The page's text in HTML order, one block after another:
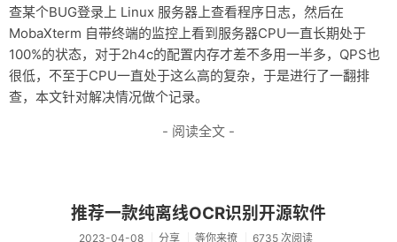
查某个BUG登录上 Linux 服务器上查看程序日志，然后在
MobaXterm 自带终端的监控上看到服务器CPU一直长期处于
100%的状态，对于2h4c的配置内存才差不多用一半多，QPS也
很低，不至于CPU一直处于这么高的复杂，于是进行了一翻排
查，本文针对解决情况做个记录。
- 阅读全文 -
推荐一款纯离线OCR识别开源软件
2023-04-08 分享 等你来撩 6735 次阅读